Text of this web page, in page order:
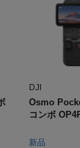
新品
DJI
Osmo
コンボ